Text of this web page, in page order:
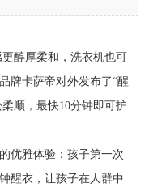
醇厚柔和，洗衣机也可
牌卡萨帝对外发布了“醒
顺，最快10分钟即可护
优雅体验：孩子第一次
醒衣，让孩子在人群中